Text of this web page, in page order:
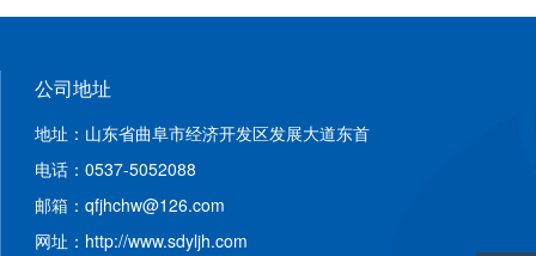
公司地址
地址：山东省曲阜市经济开发区发展大道东首
电话：0537-5052088
邮箱：qfjhchw@126.com
网址：http://www.sdyljh.com